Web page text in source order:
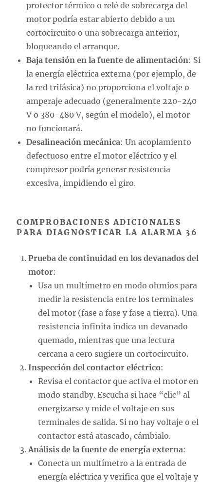
protector térmico o relé de sobrecarga del
motor podría estar abierto debido a un
cortocircuito o una sobrecarga anterior,
bloqueando el arranque.
Baja tensión en la fuente de alimentación: Si
la energía eléctrica externa (por ejemplo, de
la red trifásica) no proporciona el voltaje o
amperaje adecuado (generalmente 220-240
V o 380-480 V, según el modelo), el motor
no funcionará.
Desalineación mecánica: Un acoplamiento
defectuoso entre el motor eléctrico y el
compresor podría generar resistencia
excesiva, impidiendo el giro.
COMPROBACIONES ADICIONALES
PARA DIAGNOSTICAR LA ALARMA 36
Prueba de continuidad en los devanados del
motor:
Usa un multímetro en modo ohmios para
medir la resistencia entre los terminales
del motor (fase a fase y fase a tierra). Una
resistencia infinita indica un devanado
quemado, mientras que una lectura
cercana a cero sugiere un cortocircuito.
Inspección del contactor eléctrico:
Revisa el contactor que activa el motor en
modo standby. Escucha si hace “clic” al
energizarse y mide el voltaje en sus
terminales de salida. Si no hay voltaje o el
contactor está atascado, cámbialo.
Análisis de la fuente de energía externa:
Conecta un multímetro a la entrada de
energía eléctrica y verifica que el voltaje y